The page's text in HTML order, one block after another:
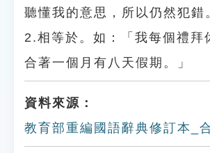
聽懂我的意思，所以仍然犯錯
2.相等於。如：「我每個禮拜
合著一個月有八天假期。」
資料來源：
教育部重編國語辭典修訂本_